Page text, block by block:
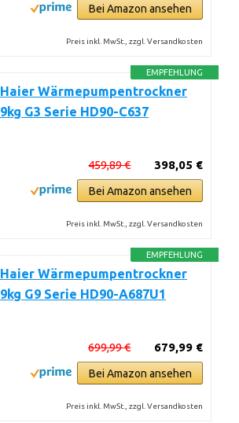
Bei Amazon ansehen
Preis inkl. MwSt., zzgl. Versandkosten
EMPFEHLUNG
Haier Wärmepumpentrockner
9kg G3 Serie HD90-C637
398,05 €
459,89 €
Bei Amazon ansehen
Preis inkl. MwSt., zzgl. Versandkosten
EMPFEHLUNG
Haier Wärmepumpentrockner
9kg G9 Serie HD90-A687U1
679,99 €
699,99 €
Bei Amazon ansehen
Preis inkl. MwSt., zzgl. Versandkosten